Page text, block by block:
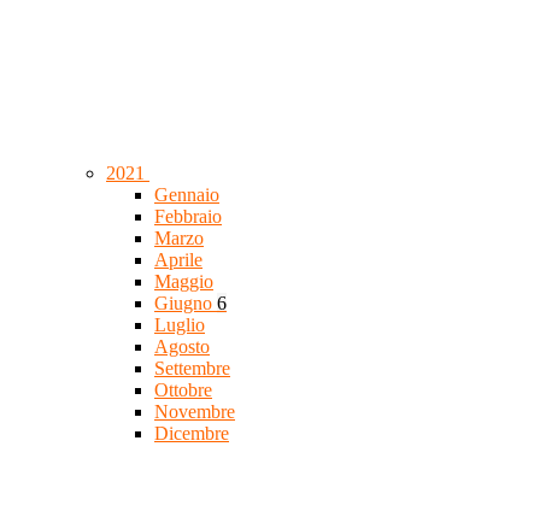
2021
Gennaio
Febbraio
Marzo
Aprile
Maggio
Giugno 6
Luglio
Agosto
Settembre
Ottobre
Novembre
Dicembre